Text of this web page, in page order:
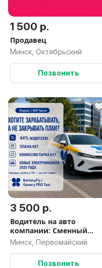
1 500 р.
Продавец
Минск, Октябрьский
Позвонить
3 500 р.
Водитель на авто
компании: Сменный
график /
Подработка(Яндекс/WB)
Минск, Первомайский
Позвонить